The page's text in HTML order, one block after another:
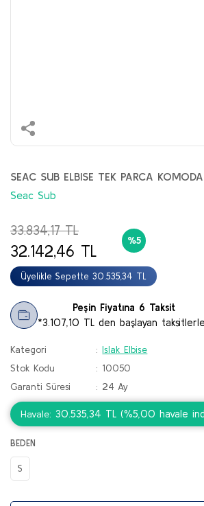
SEAC SUB ELBISE TEK PARCA
Seac Sub
33.834,17 TL
32.142,46 TL
Üyelikle Sepette 30.535,34 TL
%5
Peşin Fiyatına 6 Taksit
*3.107,10 TL den başlayan
Kategori
Islak Elbise
Stok Kodu
10050
Garanti Süresi
24 Ay
Havale 30.535,34 TL (%5,00 havale
BEDEN
S